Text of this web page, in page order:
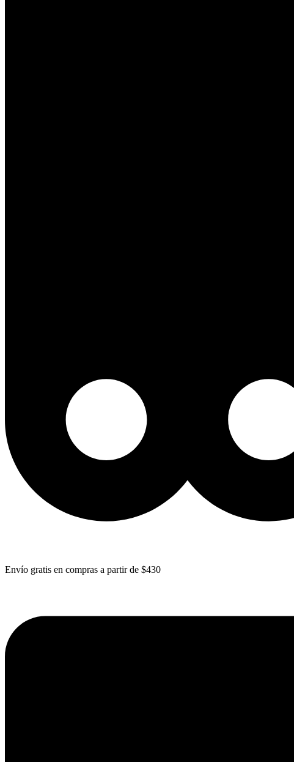
Envío gratis en compras a partir de $430